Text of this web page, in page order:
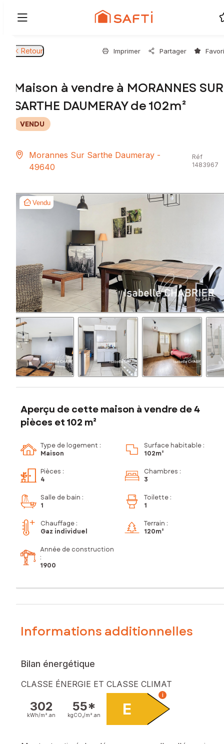
Retour Imprimer Partager
Maison à vendre à MORANNES SUR
SARTHE DAUMERAY de 102m²
VENDU
Morannes Sur Sarthe Daumeray -
49640
Réf
1483967
Vendu
Aperçu de cette maison à vendre de 4
pièces et 102 m²
Type de logement :
Maison
Surface habitable :
102m²
Pièces :
4
Chambres :
3
Salle de bain :
1
Toilette :
1
Chauffage :
Gaz individuel
Terrain :
120m²
Année de construction
:
1900
Informations additionnelles
Bilan énergétique
CLASSE ÉNERGIE ET CLASSE CLIMAT
302
kWh/m². an
55*
kgCO₂/m². an E
i